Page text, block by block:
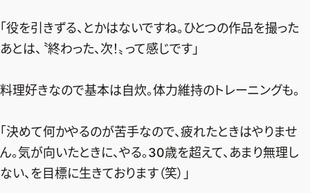
「役を引きずる、とかはないですね。ひとつの作品を撮った
あとは、〝終わった、次！〟って感じです」
料理好きなので基本は自炊。体力維持のトレーニングも。
「決めて何かやるのが苦手なので、疲れたときはやりませ
ん。気が向いたときに、やる。30歳を超えて、あまり無理し
ない、を目標に生きております（笑）」